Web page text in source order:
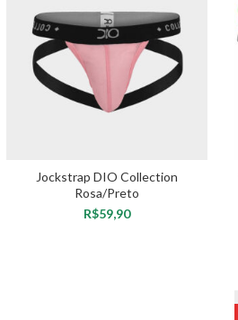
Jockstrap DIO Collection
Rosa/Preto
R$